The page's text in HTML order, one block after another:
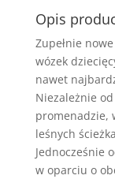
Opis
Zupełnie
wózek
nawet
Niezależnie
promenadzie,
leśnych
Jednocześnie
w oparciu o